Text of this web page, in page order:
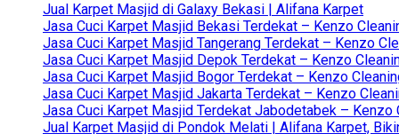
Jual Karpet Masjid di Galaxy Bekasi | Alifana Karpet
Jasa Cuci Karpet Masjid Bekasi Terdekat – Kenzo
Jasa Cuci Karpet Masjid Tangerang Terdekat – Kenzo
Jasa Cuci Karpet Masjid Depok Terdekat – Kenzo
Jasa Cuci Karpet Masjid Bogor Terdekat – Kenzo
Jasa Cuci Karpet Masjid Jakarta Terdekat – Kenzo
Jasa Cuci Karpet Masjid Terdekat Jabodetabek –
Jual Karpet Masjid di Pondok Melati | Alifana Karpet,